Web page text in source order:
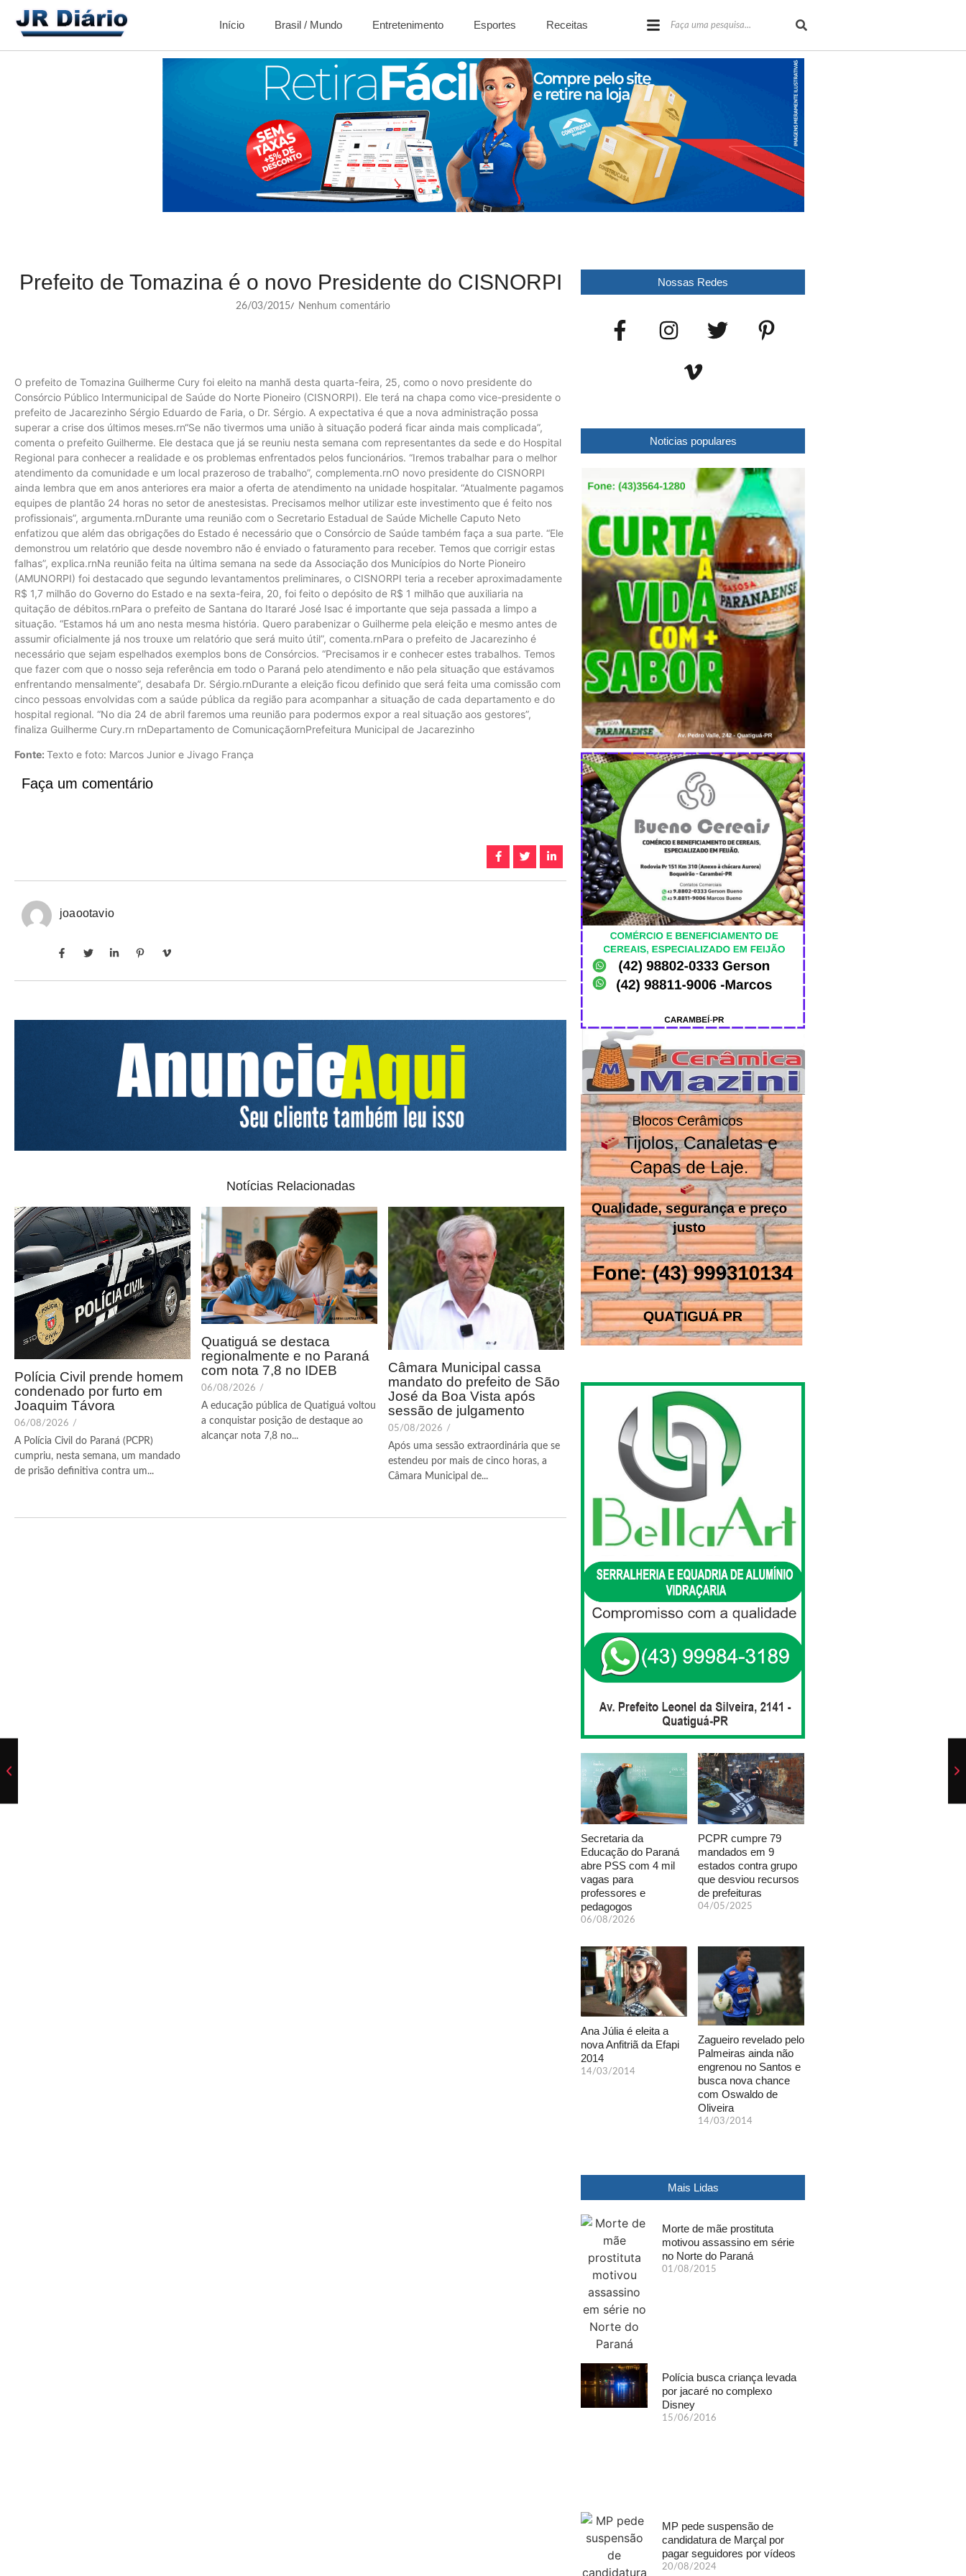
Início Brasil / Mundo Entretenimento Esportes Receitas
Prefeito de Tomazina é o novo Presidente do CISNORPI
26/03/2015/ Nenhum comentário
O prefeito de Tomazina Guilherme Cury foi eleito na manhã desta quarta-feira, 25, como o novo presidente do
Consórcio Público Intermunicipal de Saúde do Norte Pioneiro (CISNORPI). Ele terá na chapa como vice-presidente o
prefeito de Jacarezinho Sérgio Eduardo de Faria, o Dr. Sérgio. A expectativa é que a nova administração possa
superar a crise dos últimos meses.rn“Se não tivermos uma união à situação poderá ficar ainda mais complicada”,
comenta o prefeito Guilherme. Ele destaca que já se reuniu nesta semana com representantes da sede e do Hospital
Regional para conhecer a realidade e os problemas enfrentados pelos funcionários. “Iremos trabalhar para o melhor
atendimento da comunidade e um local prazeroso de trabalho”, complementa.rnO novo presidente do CISNORPI
ainda lembra que em anos anteriores era maior a oferta de atendimento na unidade hospitalar. “Atualmente pagamos
equipes de plantão 24 horas no setor de anestesistas. Precisamos melhor utilizar este investimento que é feito nos
profissionais”, argumenta.rnDurante uma reunião com o Secretario Estadual de Saúde Michelle Caputo Neto
enfatizou que além das obrigações do Estado é necessário que o Consórcio de Saúde também faça a sua parte. “Ele
demonstrou um relatório que desde novembro não é enviado o faturamento para receber. Temos que corrigir estas
falhas”, explica.rnNa reunião feita na última semana na sede da Associação dos Municípios do Norte Pioneiro
(AMUNORPI) foi destacado que segundo levantamentos preliminares, o CISNORPI teria a receber aproximadamente
R$ 1,7 milhão do Governo do Estado e na sexta-feira, 20, foi feito o depósito de R$ 1 milhão que auxiliaria na
quitação de débitos.rnPara o prefeito de Santana do Itararé José Isac é importante que seja passada a limpo a
situação. “Estamos há um ano nesta mesma história. Quero parabenizar o Guilherme pela eleição e mesmo antes de
assumir oficialmente já nos trouxe um relatório que será muito útil”, comenta.rnPara o prefeito de Jacarezinho é
necessário que sejam espelhados exemplos bons de Consórcios. “Precisamos ir e conhecer estes trabalhos. Temos
que fazer com que o nosso seja referência em todo o Paraná pelo atendimento e não pela situação que estávamos
enfrentando mensalmente”, desabafa Dr. Sérgio.rnDurante a eleição ficou definido que será feita uma comissão com
cinco pessoas envolvidas com a saúde pública da região para acompanhar a situação de cada departamento e do
hospital regional. “No dia 24 de abril faremos uma reunião para podermos expor a real situação aos gestores”,
finaliza Guilherme Cury.rn rnDepartamento de ComunicaçãornPrefeitura Municipal de Jacarezinho
Fonte: Texto e foto: Marcos Junior e Jivago França
Faça um comentário
joaootavio
Notícias Relacionadas
Polícia Civil prende homem
condenado por furto em
Joaquim Távora
06/08/2026 /
A Polícia Civil do Paraná (PCPR)
cumpriu, nesta semana, um mandado
de prisão definitiva contra um...
Quatiguá se destaca
regionalmente e no Paraná
com nota 7,8 no IDEB
06/08/2026 /
A educação pública de Quatiguá voltou
a conquistar posição de destaque ao
alcançar nota 7,8 no...
Câmara Municipal cassa
mandato do prefeito de São
José da Boa Vista após
sessão de julgamento
05/08/2026 /
Após uma sessão extraordinária que se
estendeu por mais de cinco horas, a
Câmara Municipal de...
Nossas Redes
Noticias populares
Secretaria da
Educação do Paraná
abre PSS com 4 mil
vagas para
professores e
pedagogos
06/08/2026
PCPR cumpre 79
mandados em 9
estados contra grupo
que desviou recursos
de prefeituras
04/05/2025
Ana Júlia é eleita a
nova Anfitriã da Efapi
2014
14/03/2014
Zagueiro revelado pelo
Palmeiras ainda não
engrenou no Santos e
busca nova chance
com Oswaldo de
Oliveira
14/03/2014
Mais Lidas
Morte de mãe prostituta
motivou assassino em série
no Norte do Paraná
01/08/2015
Polícia busca criança levada
por jacaré no complexo
Disney
15/06/2016
MP pede suspensão de
candidatura de Marçal por
pagar seguidores por vídeos
20/08/2024